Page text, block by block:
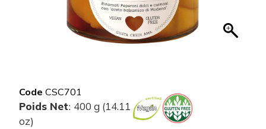
Code CSC701
Poids Net: 400 g (14.11
oz)